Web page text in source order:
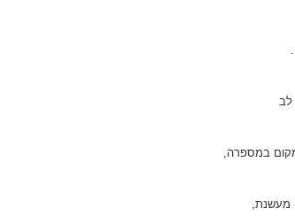
לב
במספרה,
מעשנת,